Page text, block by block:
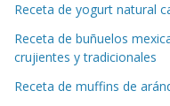
Receta de yogurt natural
Receta de buñuelos
crujientes y tradicionales
Receta de muffins de